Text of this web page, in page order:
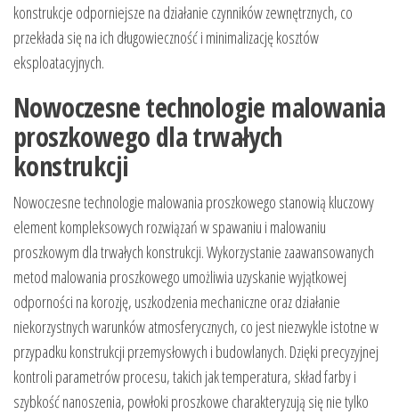
konstrukcje odporniejsze na działanie czynników zewnętrznych, co
przekłada się na ich długowieczność i minimalizację kosztów
eksploatacyjnych.
Nowoczesne technologie malowania
proszkowego dla trwałych
konstrukcji
Nowoczesne technologie malowania proszkowego stanowią kluczowy
element kompleksowych rozwiązań w spawaniu i malowaniu
proszkowym dla trwałych konstrukcji. Wykorzystanie zaawansowanych
metod malowania proszkowego umożliwia uzyskanie wyjątkowej
odporności na korozję, uszkodzenia mechaniczne oraz działanie
niekorzystnych warunków atmosferycznych, co jest niezwykle istotne w
przypadku konstrukcji przemysłowych i budowlanych. Dzięki precyzyjnej
kontroli parametrów procesu, takich jak temperatura, skład farby i
szybkość nanoszenia, powłoki proszkowe charakteryzują się nie tylko